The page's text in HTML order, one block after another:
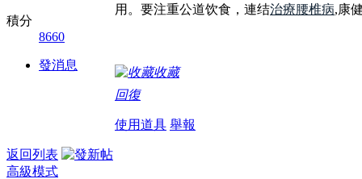
積分
8660
發消息
用。要注重公道饮食，連结治療腰椎病,康
收藏
回復
使用道具 舉報
返回列表
高級模式